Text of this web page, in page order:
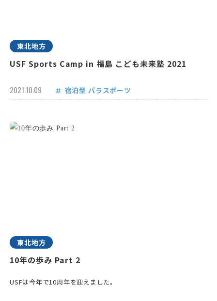
東北地方
USF Sports Camp in 福島 こども未来塾 2021
2021.10.09 宿泊型 パラスポーツ
東北地方
10年の歩み Part 2
USFは今年で10周年を迎えました。